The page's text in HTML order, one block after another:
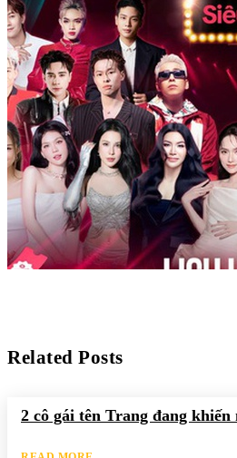
Related Posts
2 cô gái tên Trang đang khiến